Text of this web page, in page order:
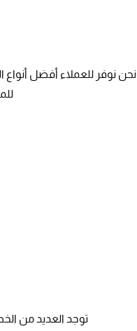
نحن نوفر للعملاء أفضل أنواع
توجد العديد من